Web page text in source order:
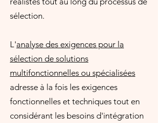
sélection.
L'analyse des exigences pour la
sélection de solutions
multifonctionnelles ou spécialisées
adresse à la fois les exigences
fonctionnelles et techniques tout en
considérant les besoins d'intégration